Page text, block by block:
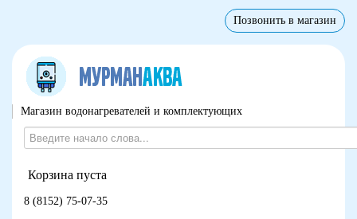
Позвонить в магазин
Магазин водонагревателей и комплектующих
Корзина пуста
8 (8152) 75-07-35